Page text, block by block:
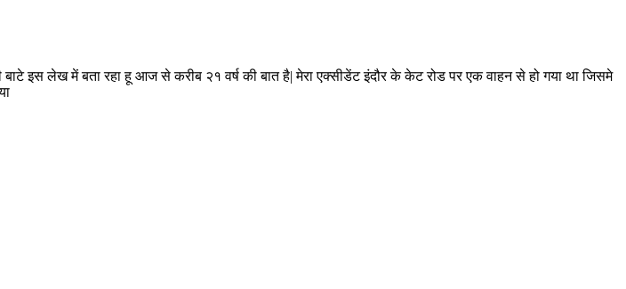
बाटे इस लेख में बता रहा हू आज से करीब २१ वर्ष की बात है| मेरा एक्सीडेंट इंदौर के केट रोड पर एक वाहन से हो गया था जिसमे